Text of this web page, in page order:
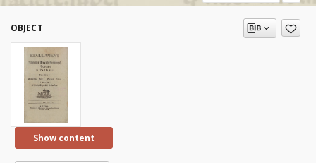
OBJECT
Show content